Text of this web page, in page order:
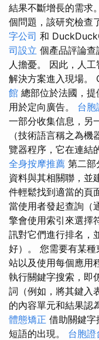
結果不斷增長的需求。
個問題，該研究檢查
字公司 和
司設立 個產品評論
人擔憂。 因此，人
解決方案進入現場。
館 總部位於法國，
用於定向廣告。 台胞
一部分收集信息，另
（技術語言稱之為
覽器程序，它在連結
全身按摩推薦 第二部
資料與其相關聯，並
件輕鬆找到適當的頁
當使用者發起查詢（
擎會使用索引來選擇
訊對它們進行排名，
好）。 您需要有某
站以及使用每個應用
執行關鍵字搜索，即
詞（例如，將其鍵入
的內容單元和結果認
體態矯正 借助關鍵字
短語的出現。 台胞證